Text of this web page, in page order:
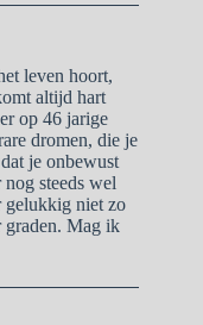
leven hoort,
altijd hart
op 46 jarige
dromen, die je
je onbewust
steeds wel
gelukkig niet zo
graden. Mag ik